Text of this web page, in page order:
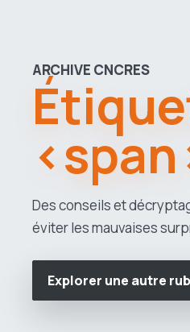
ARCHIVE CNCRES
Des conseils et
éviter les mauvaises
Explorer une autre